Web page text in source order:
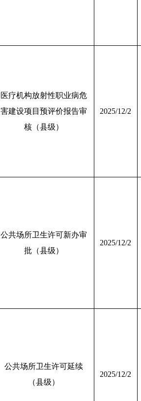
医疗机构放射性职业病危
害建设项目预评价报告审
核（县级）
2025/12/2
公共场所卫生许可新办审
批（县级）
2025/12/2
公共场所卫生许可延续
（县级）
2025/12/2